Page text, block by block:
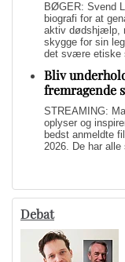
BØGER: Svend
biografi for at
aktiv dødshjælp,
skygge for sin
det svære etiske
Bliv
fremragende
STREAMING:
oplyser og
bedst anmeldte
2026. De har
Debat